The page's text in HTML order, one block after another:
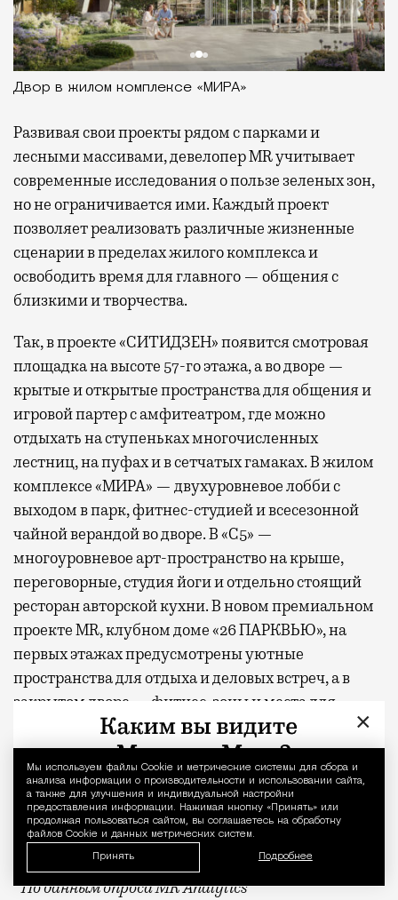
Уведомление
Мы используем файлы Сookie и метрические системы для сбора и
анализа информации о производительности и использовании сайта,
а также для улучшения и индивидуальной настройки
предоставления информации. Нажимая кнопку «Принять» или
продолжая пользоваться сайтом, вы соглашаетесь на обработку
файлов Cookie и данных метрических систем.
Принять Подробнее
Двор в жилом комплексе «МИРА»
Развиваясвои проекты рядом с парками и
лесными массивами, девелопер MR учитывает
современные исследования о пользе зеленых зон,
но не ограничивается ими. Каждый проект
позволяет реализовать различные жизненные
сценарии в пределах жилого комплекса и
освободить время для главного — общения с
близкими и творчества.
Так, в проекте «СИТИДЗЕН» появится смотровая
площадка на высоте 57-го этажа, а во дворе —
крытые и открытые пространства для общения и
игровой партер с амфитеатром, где можно
отдыхать на ступеньках многочисленных
лестниц, на пуфах и в сетчатых гамаках. В жилом
комплексе «МИРА» — двухуровневое лобби с
выходом в парк, фитнес-студией и всесезонной
чайной верандой во дворе. В «С5» —
многоуровневое арт-пространство на крыше,
переговорные, студия йоги и отдельно стоящий
ресторан авторской кухни. В новом премиальном
проекте MR, клубном доме «26 ПАРКВЬЮ», на
первых этажах предусмотрены уютные
пространства для отдыха и деловых встреч, а в
закрытом дворе — фитнес-зоны и места для
занятий йогой на свежем воздухе. В составе
проектов «СЕТ» и «Веер»появитсяпервая в Москве
экотропа, встроенная в состав жилых комплексов,
гастрокластер, состоящий из восьми ресторанов и
20 фуд-корнеров, а также спортивный комплекс с
бассейном.
* По данным опроса MR Analytics
×